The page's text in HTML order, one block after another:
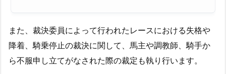
また、裁決委員によって行われたレースにおける失格や
降着、騎乗停止の裁決に関して、馬主や調教師、騎手か
ら不服申し立てがなされた際の裁定も執り行います。